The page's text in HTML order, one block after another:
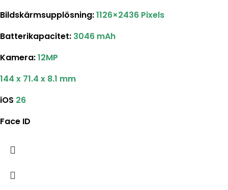
Bildskärmsupplösning:1126×2436 Pixels
Batterikapacitet: 3046 mAh
Kamera:12MP
144 x 71.4 x 8.1 mm
iOS 26
Face ID